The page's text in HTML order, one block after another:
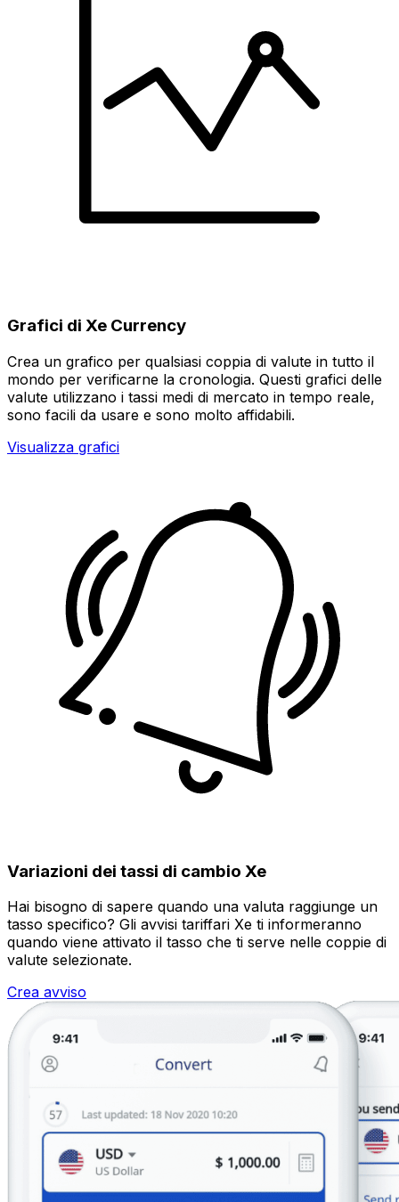
Grafici di Xe Currency
Crea un grafico per qualsiasi coppia di valute in tutto il
mondo per verificarne la cronologia. Questi grafici delle
valute utilizzano i tassi medi di mercato in tempo reale,
sono facili da usare e sono molto affidabili.
Visualizza grafici
Variazioni dei tassi di cambio Xe
Hai bisogno di sapere quando una valuta raggiunge un
tasso specifico? Gli avvisi tariffari Xe ti informeranno
quando viene attivato il tasso che ti serve nelle coppie di
valute selezionate.
Crea avviso